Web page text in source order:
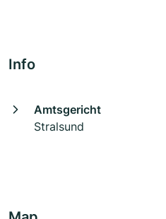
Info
Amtsgericht
Stralsund